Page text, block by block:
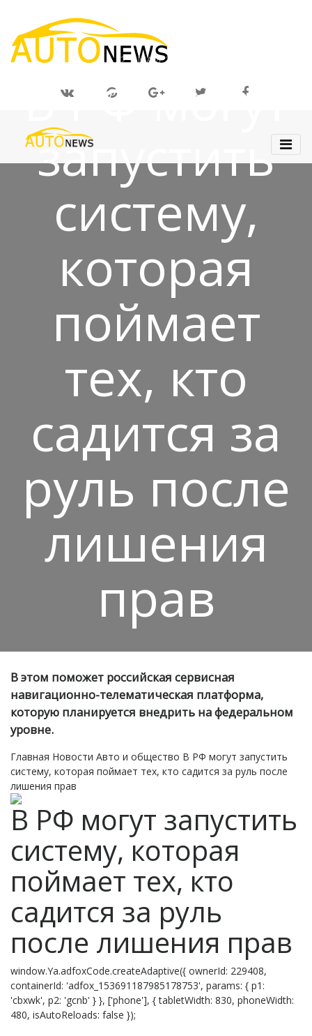
23 МАЙ 2019
В РФ могут
запустить
систему,
которая
поймает
тех, кто
садится за
руль после
лишения
прав
В этом поможет российская сервисная
навигационно-телематическая платформа,
которую планируется внедрить на федеральном
уровне.
Главная Новости Авто и общество В РФ могут запустить
систему, которая поймает тех, кто садится за руль после
лишения прав
В РФ могут запустить
систему, которая
поймает тех, кто
садится за руль
после лишения прав
window.Ya.adfoxCode.createAdaptive({ ownerId: 229408,
containerId: 'adfox_153691187985178753', params: { p1:
'cbxwk', p2: 'gcnb' } }, ['phone'], { tabletWidth: 830, phoneWidth:
480, isAutoReloads: false });